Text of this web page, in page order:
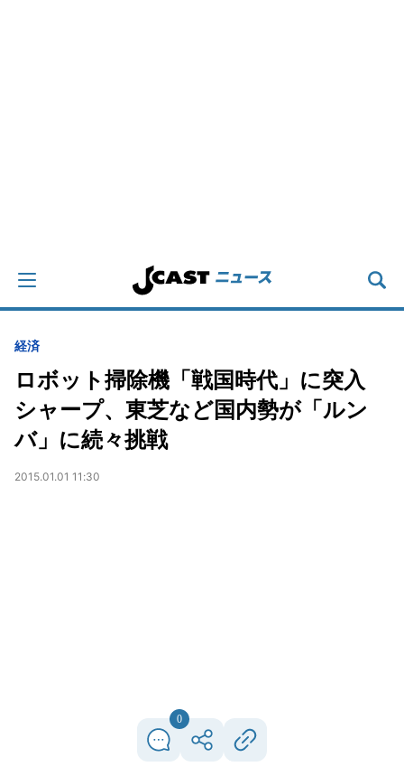
経済
ロボット掃除機「戦国時代」に突入
シャープ、東芝など国内勢が「ルン
バ」に続々挑戦
2015.01.01 11:30
0